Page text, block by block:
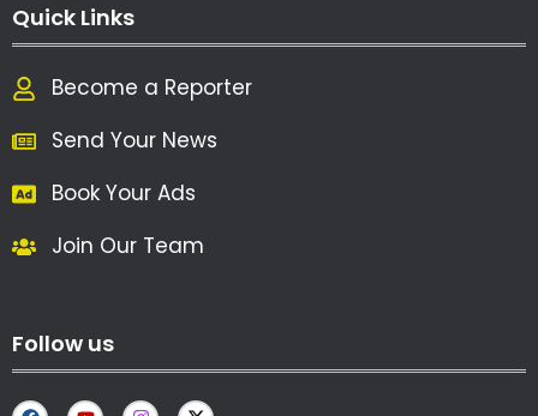
Quick Links
Become a Reporter
Send Your News
Book Your Ads
Join Our Team
Follow us